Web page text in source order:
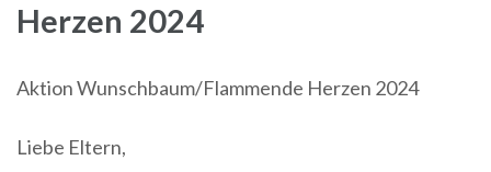
Herzen 2024
Aktion Wunschbaum/Flammende Herzen 2024
Liebe Eltern,